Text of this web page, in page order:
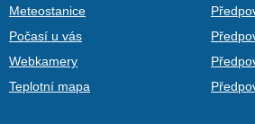
Meteostanice
Počasí u vás
Webkamery
Teplotní mapa